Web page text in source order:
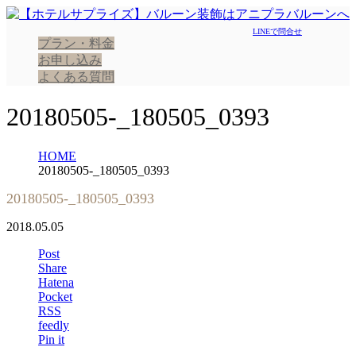
LINEで問合せ
プラン・料金
お申し込み
よくある質問
20180505-_180505_0393
HOME
20180505-_180505_0393
20180505-_180505_0393
2018.05.05
Post
Share
Hatena
Pocket
RSS
feedly
Pin it